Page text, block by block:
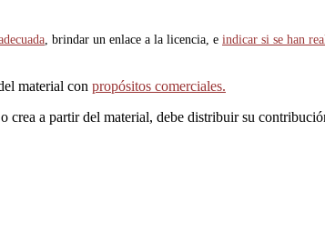
, brindar un enlace a la licencia, e indicar si se han
material con propósitos comerciales.
crea a partir del material, debe distribuir su